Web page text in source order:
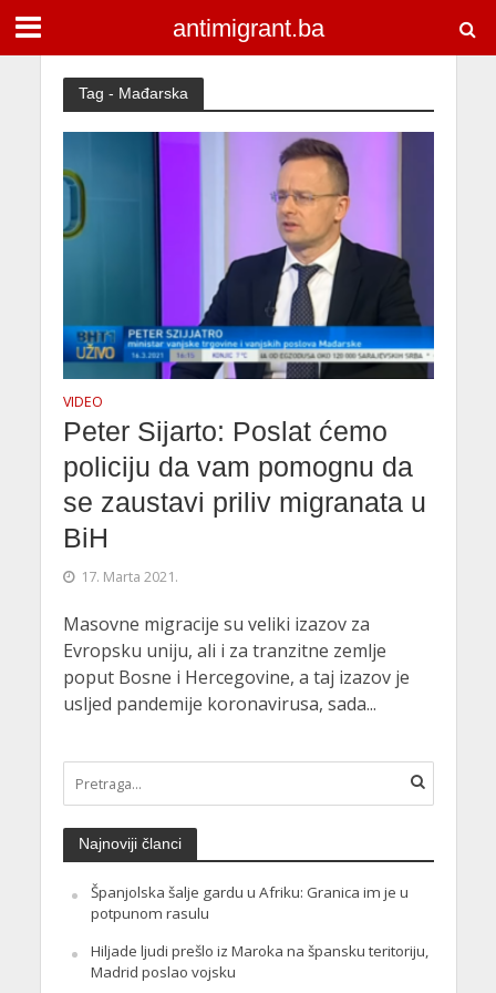
antimigrant.ba
Tag - Mađarska
VIDEO
Peter Sijarto: Poslat ćemo
policiju da vam pomognu da
se zaustavi priliv migranata u
BiH
17. Marta 2021.
Masovne migracije su veliki izazov za
Evropsku uniju, ali i za tranzitne zemlje
poput Bosne i Hercegovine, a taj izazov je
usljed pandemije koronavirusa, sada...
Najnoviji članci
Španjolska šalje gardu u Afriku: Granica im je u
potpunom rasulu
Hiljade ljudi prešlo iz Maroka na špansku teritoriju,
Madrid poslao vojsku